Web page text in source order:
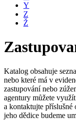
Y
Z
Ž
Katalog obsahuje
nebo které má v
zastupování nebo
agentury můžete
a kontaktujte
jeho dědice budeme